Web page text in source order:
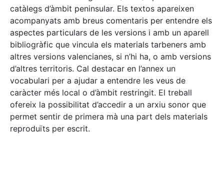
catàlegs d’àmbit peninsular. Els textos apareixen
acompanyats amb breus comentaris per entendre els
aspectes particulars de les versions i amb un aparell
bibliogràfic que vincula els materials tarbeners amb
altres versions valencianes, si n’hi ha, o amb versions
d’altres territoris. Cal destacar en l’annex un
vocabulari per a ajudar a entendre les veus de
caràcter més local o d’àmbit restringit. El treball
ofereix la possibilitat d’accedir a un arxiu sonor que
permet sentir de primera mà una part dels materials
reproduïts per escrit.